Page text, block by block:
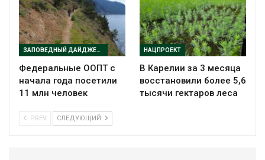
ЗАПОВЕДНЫЙ ДАЙДЖЕСТ
Федеральные ООПТ с
начала года посетили
11 млн человек
НАЦПРОЕКТ
В Карелии за 3 месяца
восстановили более 5,6
тысячи гектаров леса
PREV СЛЕДУЮЩИЙ